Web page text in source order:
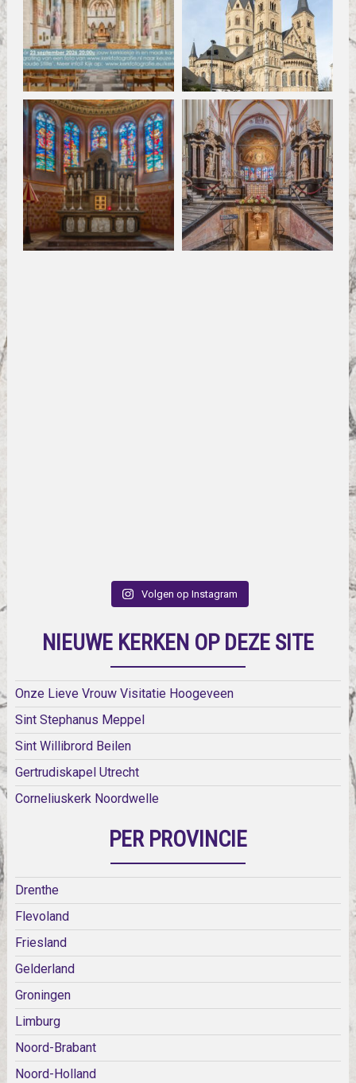
Volgen op Instagram
NIEUWE KERKEN OP DEZE SITE
Onze Lieve Vrouw Visitatie Hoogeveen
Sint Stephanus Meppel
Sint Willibrord Beilen
Gertrudiskapel Utrecht
Corneliuskerk Noordwelle
PER PROVINCIE
Drenthe
Flevoland
Friesland
Gelderland
Groningen
Limburg
Noord-Brabant
Noord-Holland